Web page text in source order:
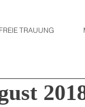
FREIE TRAUUNG